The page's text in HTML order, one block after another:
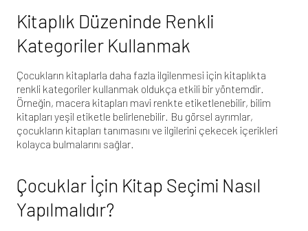
Kitaplık Düzeninde Renkli
Kategoriler Kullanmak
Çocukların kitaplarla daha fazla ilgilenmesi için kitaplıkta
renkli kategoriler kullanmak oldukça etkili bir yöntemdir.
Örneğin, macera kitapları mavi renkte etiketlenebilir, bilim
kitapları yeşil etiketle belirlenebilir. Bu görsel ayrımlar,
çocukların kitapları tanımasını ve ilgilerini çekecek içerikleri
kolayca bulmalarını sağlar.
Çocuklar İçin Kitap Seçimi Nasıl
Yapılmalıdır?